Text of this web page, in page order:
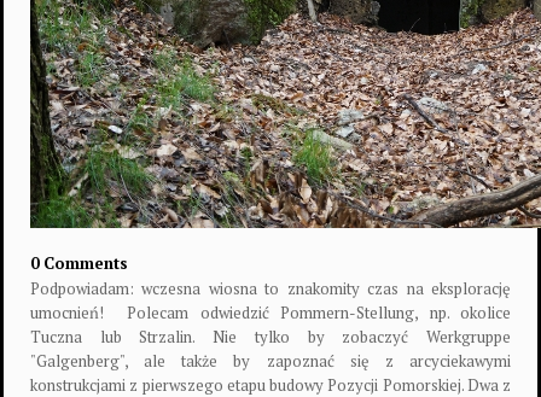
0 Comments
Podpowiadam: wczesna wiosna to znakomity czas na eksplorację
umocnień!
Polecam odwiedzić Pommern-Stellung, np. okolice
Tuczna lub Strzalin. Nie tylko by zobaczyć Werkgruppe
"Galgenberg", ale także by zapoznać się z arcyciekawymi
konstrukcjami z pierwszego etapu budowy Pozycji Pomorskiej. Dwa z